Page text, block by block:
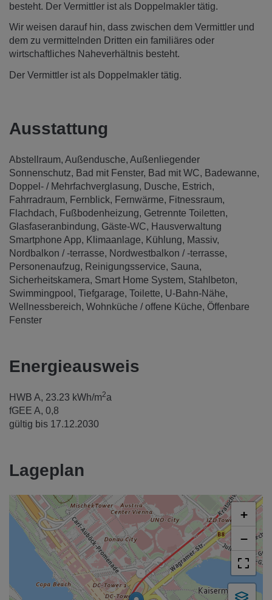
besteht. Der Vermittler ist als Doppelmakler tätig.
Wir weisen darauf hin, dass zwischen dem Vermittler und
dem zu vermittelnden Dritten ein familiäres oder
wirtschaftliches Naheverhältnis besteht.
Der Vermittler ist als Doppelmakler tätig.
Ausstattung
Abstellraum Außendusche Außenliegender
Sonnenschutz
Bad mit Fenster Bad mit WC
Badewanne
Doppel- / Mehrfachverglasung
Dusche
Estrich
Fahrradraum
Fernblick Fernwärme
Fitnessraum
Flachdach
Fußbodenheizung Getrennte Toiletten
Glasfaseranbindung Gäste-WC
Hausverwaltung
Smartphone App
Klimaanlage Kühlung
Massiv
Nordbalkon / -terrasse
Nordwestbalkon / -terrasse
Personenaufzug
Reinigungsservice Sauna
Sicherheitskamera Smart Home System Stahlbeton
Swimmingpool
Tiefgarage Toilette U-Bahn-Nähe
Wellnessbereich Wohnküche / offene Küche Öffenbare
Fenster
Energieausweis
HWB A, 23.23 kWh/m2a
fGEE A, 0,8
gültig bis 17.12.2030
Lageplan
+
−